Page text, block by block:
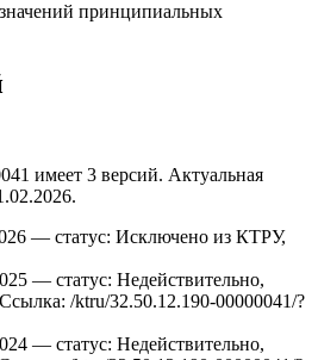
принципиальных
имеет 3 версий. Актуальная
— статус: Исключено из КТРУ,
— статус: Недействительно,
Ссылка: /ktru/32.50.12.190-00000041/?
— статус: Недействительно,